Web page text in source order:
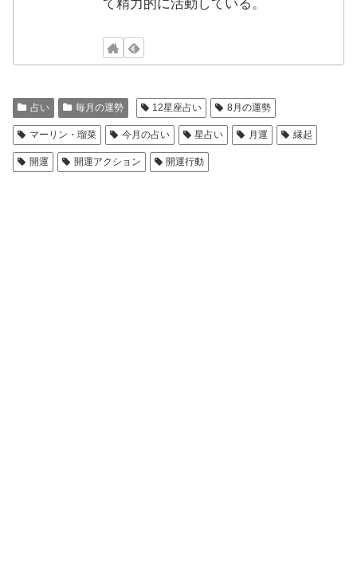
て精力的に活動している。
占い 毎月の運勢 12星座占い 8月の運勢
マーリン・瑠菜 今月の占い 星占い 月運 縁起
開運 開運アクション 開運行動